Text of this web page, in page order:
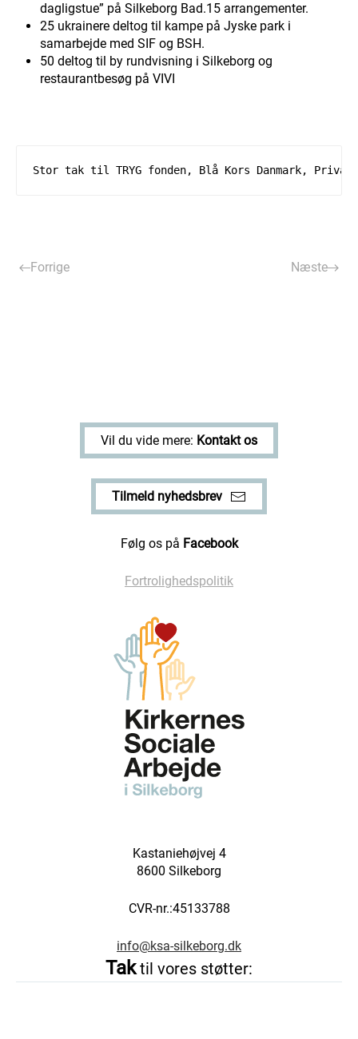
dagligstue” på Silkeborg Bad.15 arrangementer.
25 ukrainere deltog til kampe på Jyske park i
samarbejde med SIF og BSH.
50 deltog til by rundvisning i Silkeborg og
restaurantbesøg på VIVI
Stor tak til TRYG fonden, Blå Kors Danmark,
Forrige Næste
Vil du vide mere: Kontakt os
Tilmeld nyhedsbrev
Følg os på Facebook
Fortrolighedspolitik
Kastaniehøjvej 4
8600 Silkeborg
CVR-nr.:45133788
info@ksa-silkeborg.dk
Taktil vores støtter: